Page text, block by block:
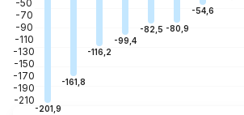
-50
-70
-90
-110
-130
-150
-170
-190
-210
-201,9
-161,8
-116,2
-99,4
-82,5 -80,9
-54,6